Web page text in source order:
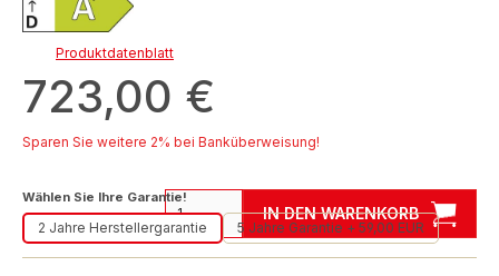
Produktdatenblatt
723,00 €
Sparen Sie weitere 2% bei Banküberweisung!
IN DEN WARENKORB
Wählen Sie Ihre Garantie!
2 Jahre Herstellergarantie 5 Jahre Garantie + 59,00 EUR